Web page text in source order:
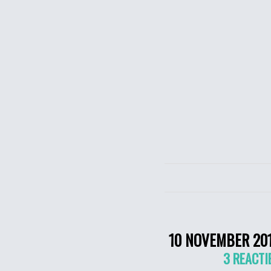
10 NOVEMBER
3